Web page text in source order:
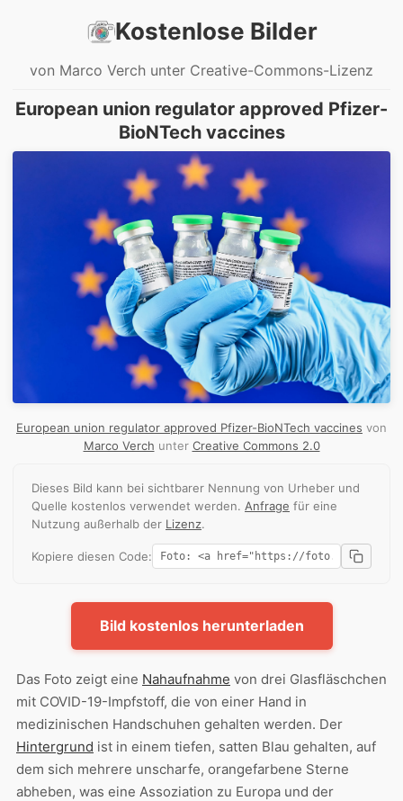
Kostenlose Bilder
von Marco Verch unter Creative-Commons-Lizenz
European union regulator approved Pfizer-
BioNTech vaccines
European union regulator approved Pfizer-BioNTech vaccines von
Marco Verch unter Creative Commons 2.0
Dieses Bild kann bei sichtbarer Nennung von Urheber und
Quelle kostenlos verwendet werden. Anfrage für eine
Nutzung außerhalb der Lizenz.
Kopiere diesen Code:
Bild kostenlos herunterladen
Das Foto zeigt eine Nahaufnahme von drei Glasfläschchen
mit COVID-19-Impfstoff, die von einer Hand in
medizinischen Handschuhen gehalten werden. Der
Hintergrund ist in einem tiefen, satten Blau gehalten, auf
dem sich mehrere unscharfe, orangefarbene Sterne
abheben, was eine Assoziation zu Europa und der